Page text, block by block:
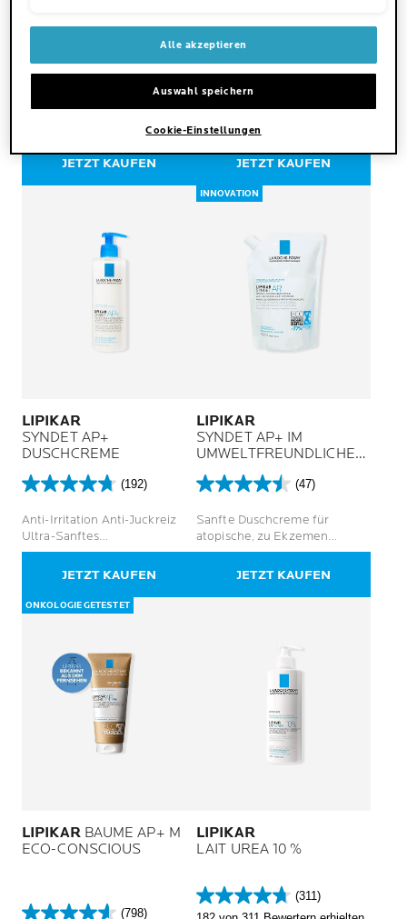
4.7
5
Sternen.
Bewertungen
177 von 289 Bewertern erhielten
ein Testprodukt oder nahmen an
einer Aktion teil
RÜCKFETTENDES UND
REINIGUNGSÖL FÜR
GESICHT UND KÖRPER
JETZT KAUFEN
4.8
von
5
200
Bewertungen
177 von 200 Bewertern erhielten
einer Aktion teil
Rückfettendes Reinigungsöl
für zu Neurodermitis
neigende Haut
JETZT KAUFEN
LIPIKAR
SYNDET AP+
DUSCHCREME
(192)
4.7
5
Sternen.
Bewertungen
Anti-Irritation Anti-Juckreiz
Ultra-Sanftes
Körperpflegemittel
JETZT KAUFEN
INNOVATION
LIPIKAR
SYNDET AP+ IM
UMWELTFREUNDLICHEN
REFILLSYSTEM
(47)
4.5
5
Sternen.
Bewertungen
Sanfte Duschcreme für
atopische, zu Ekzemen
neigende Haut, parfümfrei
JETZT KAUFEN
ONKOLOGIE GETESTET
LIPIKARBAUME AP+ M
ECO-CONSCIOUS
(798)
LIPIKAR
LAIT UREA 10 %
(311)
4.7
Alle akzeptieren
Auswahl speichern
Cookie-Einstellungen